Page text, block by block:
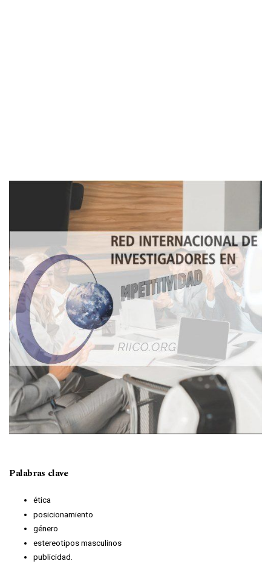
Imagen de portada
Palabras clave
ética
posicionamiento
género
estereotipos masculinos
publicidad.